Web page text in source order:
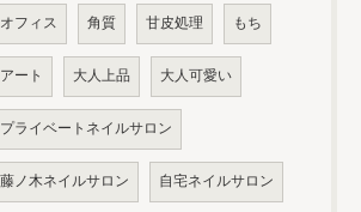
オフィス 角質 甘皮処理 もち
アート 大人上品 大人可愛い
プライベートネイルサロン
藤ノ木ネイルサロン 自宅ネイルサロン